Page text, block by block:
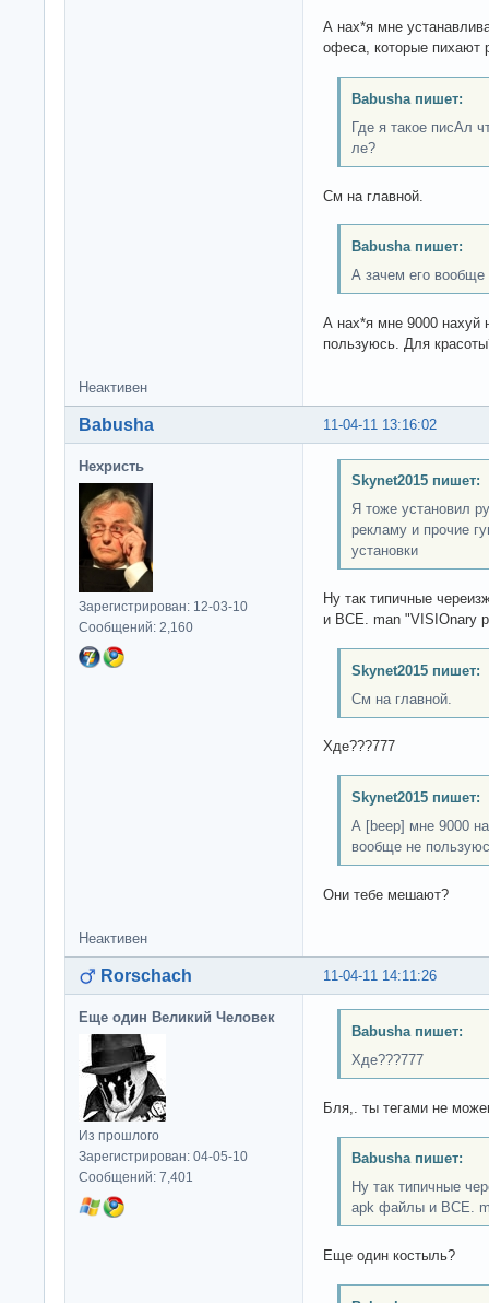
А нах*я мне
офеса, которые пихают
Babusha пишет:
Где я такое писАл
ле?
См на главной.
Babusha пишет:
А зачем его вообще
А нах*я мне 9000 нахуй
пользуюсь. Для
Неактивен
11-04-11 13:16:02
Babusha
Нехристь
Зарегистрирован: 12-03-10
Сообщений: 2,160
Skynet2015 пишет:
Я тоже установил
рекламу и прочие
установки
Ну так типичные
и ВСЕ. man "VISIOnary
Skynet2015 пишет:
См на главной.
Хде???777
Skynet2015 пишет:
А [beep] мне 9000
вообще не
Они тебе мешают?
Неактивен
11-04-11 14:11:26
Rorschach
Еще один Великий Человек
Из прошлого
Зарегистрирован: 04-05-10
Сообщений: 7,401
Babusha пишет:
Хде???777
Бля,. ты тегами не
Babusha пишет:
Ну так типичные
apk файлы и ВСЕ.
Еще один костыль?